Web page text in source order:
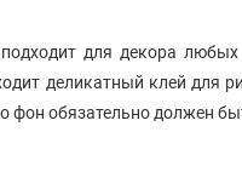
для декора любых
деликатный клей для
фон обязательно должен